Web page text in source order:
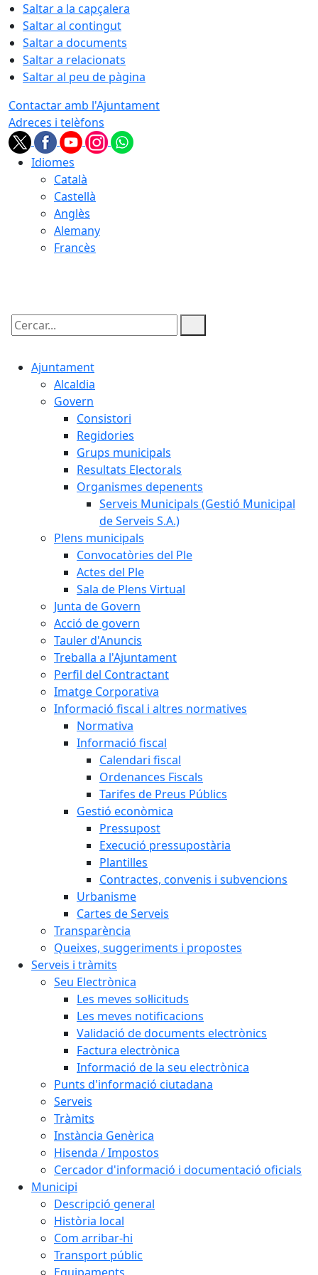
Saltar a la capçalera
Saltar al contingut
Saltar a documents
Saltar a relacionats
Saltar al peu de pàgina
Contactar amb l'Ajuntament
Adreces i telèfons
Idiomes
Català
Castellà
Anglès
Alemany
Francès
Cercar:
Ajuntament
Alcaldia
Govern
Consistori
Regidories
Grups municipals
Resultats Electorals
Organismes depenents
Serveis Municipals (Gestió Municipal
de Serveis S.A.)
Plens municipals
Convocatòries del Ple
Actes del Ple
Sala de Plens Virtual
Junta de Govern
Acció de govern
Tauler d'Anuncis
Treballa a l'Ajuntament
Perfil del Contractant
Imatge Corporativa
Informació fiscal i altres normatives
Normativa
Informació fiscal
Calendari fiscal
Ordenances Fiscals
Tarifes de Preus Públics
Gestió econòmica
Pressupost
Execució pressupostària
Plantilles
Contractes, convenis i subvencions
Urbanisme
Cartes de Serveis
Transparència
Queixes, suggeriments i propostes
Serveis i tràmits
Seu Electrònica
Les meves sol·licituds
Les meves notificacions
Validació de documents electrònics
Factura electrònica
Informació de la seu electrònica
Punts d'informació ciutadana
Serveis
Tràmits
Instància Genèrica
Hisenda / Impostos
Cercador d'informació i documentació oficials
Municipi
Descripció general
Història local
Com arribar-hi
Transport públic